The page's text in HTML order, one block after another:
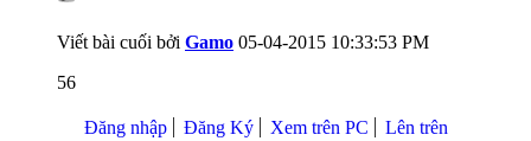
Viết bài cuối bởi Gamo 05-04-2015 10:33:53 PM
56
Đăng nhập Đăng Ký Xem trên PC Lên trên